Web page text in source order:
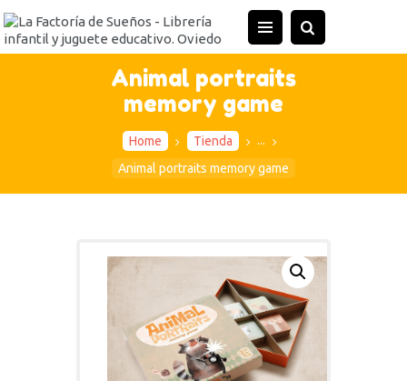
Animal portraits
memory game
Home Tienda
...
Animal portraits memory game
INICIO
TIENDA
ACTIVIDADES
CONTACTO